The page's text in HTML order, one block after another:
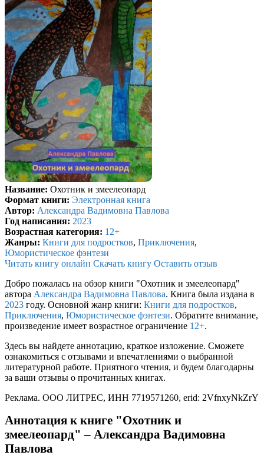
Название: Охотник и змеелеопард
Формат книги: Электронная книга
Автор: Александра Вадимовна Павлова
Год написания: 2023
Возрастная категория: 12+
Жанры: Книги для подростков, Приключения,
Юмористическое фэнтези
Читать книгу онлайн Скачать книгу Оставить отзыв
Добро пожалась на обзор книги "Охотник и змеелеопард"
автора Александра Вадимовна Павлова. Книга была издана в
2023 году. Основной жанр книги: Книги для подростков,
Приключения, Юмористическое фэнтези. Обратите внимание,
произведение имеет возрастное ограничение 12+.
Здесь вы найдете аннотацию, краткое изложение. Сможете
ознакомиться с отзывами и впечатлениями о выбранной
литературной работе. Приятного чтения, и будем благодарны
за ваши отзывы о прочитанных книгах.
Реклама. ООО ЛИТРЕС, ИНН 7719571260, erid: 2VfnxyNkZrY
Аннотация к книге "Охотник и
змеелеопард" – Александра Вадимовна
Павлова